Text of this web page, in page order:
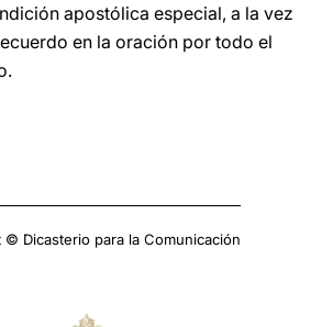
apostólica especial, a la vez
en la oración por todo el
© Dicasterio para la Comunicación